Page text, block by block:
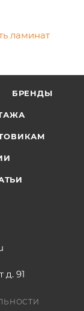
ламинат
БРЕНДЫ
д. 91